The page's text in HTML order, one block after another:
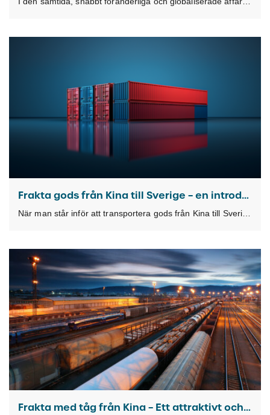
Frakta gods från Kina till Sverige – en introducerande guide
Frakta med tåg från Kina – Ett attraktivt och effektivt alternativ